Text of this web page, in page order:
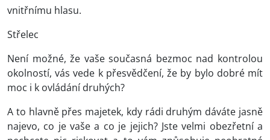
vnitřnímu hlasu.
Střelec
Není možné, že vaše současná bezmoc nad kontrolou
okolností, vás vede k přesvědčení, že by bylo dobré mít
moc i k ovládání druhých?
A to hlavně přes majetek, kdy rádi druhým dáváte jasně
najevo, co je vaše a co je jejich? Jste velmi obezřetní a